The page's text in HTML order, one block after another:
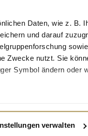
Daten, wie z. B.
und darauf
Zwecke nutzt. Sie
Symbol ändern oder
verarbeitet
verwalten
Advertisement